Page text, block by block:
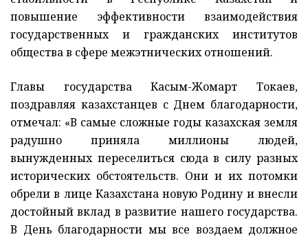
повышение эффективности взаимодействия
государственных и гражданских институтов
общества в сфере межэтнических отношений.
Главы государства Касым-Жомарт Токаев,
поздравляя казахстанцев с Днем благодарности,
отмечал: «В самые сложные годы казахская земля
радушно приняла миллионы людей,
вынужденных переселиться сюда в силу разных
исторических обстоятельств. Они и их потомки
обрели в лице Казахстана новую Родину и внесли
достойный вклад в развитие нашего государства.
В День благодарности мы все воздаем должное